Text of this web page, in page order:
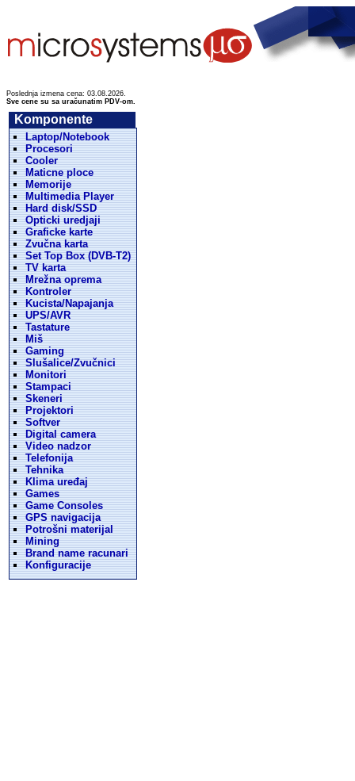
Poslednja izmena cena: 03.08.2026.
Sve cene su sa uračunatim PDV-om.
Komponente
Laptop/Notebook
Procesori
Cooler
Maticne ploce
Memorije
Multimedia Player
Hard disk/SSD
Opticki uredjaji
Graficke karte
Zvučna karta
Set Top Box (DVB-T2)
TV karta
Mrežna oprema
Kontroler
Kucista/Napajanja
UPS/AVR
Tastature
Miš
Gaming
Slušalice/Zvučnici
Monitori
Stampaci
Skeneri
Projektori
Softver
Digital camera
Video nadzor
Telefonija
Tehnika
Klima uređaj
Games
Game Consoles
GPS navigacija
Potrošni materijal
Mining
Brand name racunari
Konfiguracije